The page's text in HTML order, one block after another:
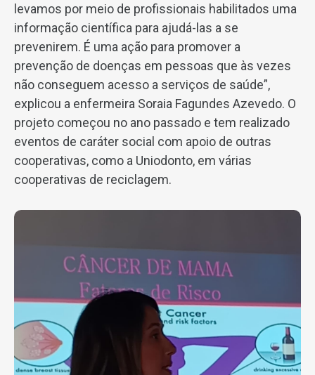
levamos por meio de profissionais habilitados uma
informação científica para ajudá-las a se
prevenirem. É uma ação para promover a
prevenção de doenças em pessoas que às vezes
não conseguem acesso a serviços de saúde”,
explicou a enfermeira Soraia Fagundes Azevedo. O
projeto começou no ano passado e tem realizado
eventos de caráter social com apoio de outras
cooperativas, como a Uniodonto, em várias
cooperativas de reciclagem.